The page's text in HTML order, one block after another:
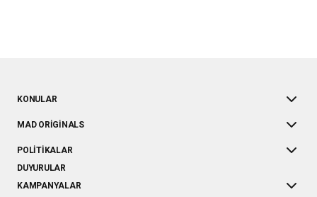
KONULAR
MAD ORIGINALS
POLITIKALAR
DUYURULAR
KAMPANYALAR